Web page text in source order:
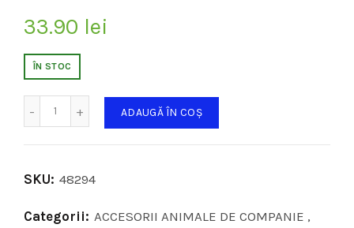
33.90 lei
ÎN STOC
ADAUGĂ ÎN COȘ
SKU: 48294
Categorii: ACCESORII ANIMALE DE COMPANIE ,